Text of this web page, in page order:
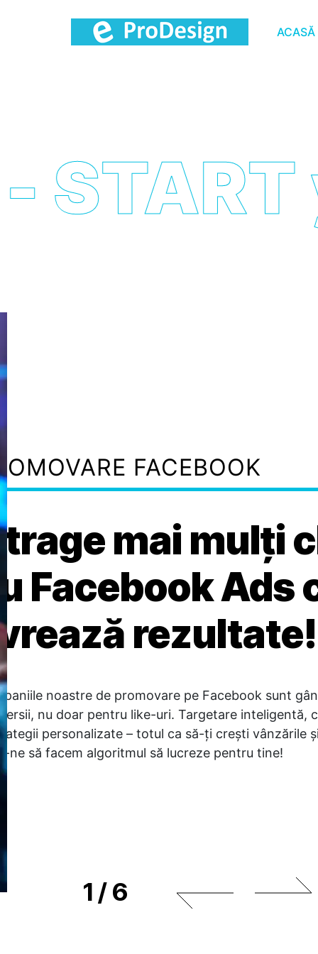
ACASĂ
FACEBOOK
mai mulți
Facebook Ads
rezultate!
noastre de promovare pe Facebook sunt
nu doar pentru like-uri. Targetare inteligentă,
personalizate – totul ca să-ți crești vânzările
ne să facem algoritmul să lucreze pentru tine!
1 /6